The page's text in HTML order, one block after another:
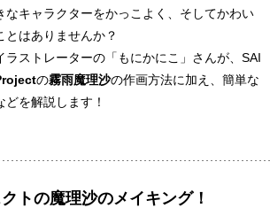
なキャラクターをかっこよく、そしてかわい
とはありませんか？
ラストレーターの「もにかにこ」さんが、SAI
の霧雨魔理沙の作画方法に加え、簡単な
を解説します！
トの魔理沙のメイキング！